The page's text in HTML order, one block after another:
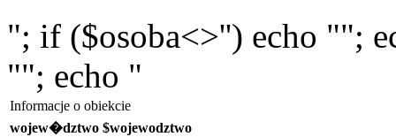
"; if ($osoba<>'') echo "";
""; echo "
Informacje o obiekcie
wojew�dztwo $wojewodztwo